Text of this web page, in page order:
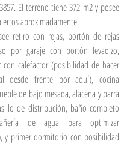
El terreno tiene 372 m2 y posee
aproximadamente.
retiro con rejas, portón de rejas
por garaje con portón levadizo,
calefactor (posibilidad de hacer
desde frente por aquí), cocina
de bajo mesada, alacena y barra
de distribución, baño completo
de agua para optimizar
y primer dormitorio con posibilidad